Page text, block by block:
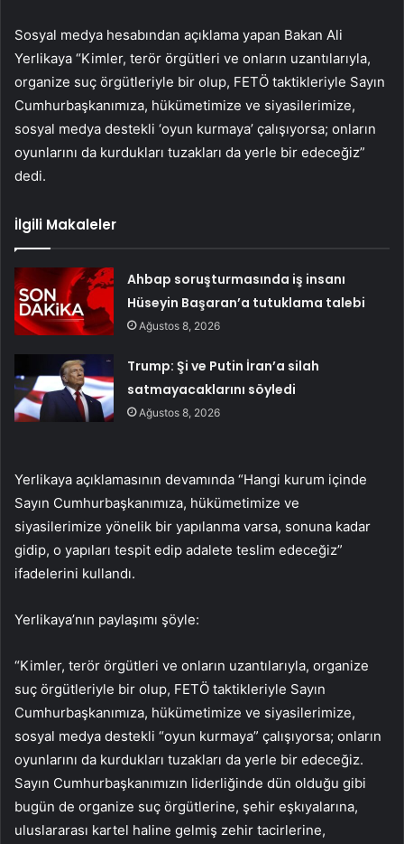
Sosyal medya hesabından açıklama yapan Bakan Ali
Yerlikaya “Kimler, terör örgütleri ve onların uzantılarıyla,
organize suç örgütleriyle bir olup, FETÖ taktikleriyle Sayın
Cumhurbaşkanımıza, hükümetimize ve siyasilerimize,
sosyal medya destekli ‘oyun kurmaya’ çalışıyorsa; onların
oyunlarını da kurdukları tuzakları da yerle bir edeceğiz”
dedi.
İlgili Makaleler
Ahbap soruşturmasında iş insanı
Hüseyin Başaran’a tutuklama talebi
Ağustos 8, 2026
Trump: Şi ve Putin İran’a silah
satmayacaklarını söyledi
Ağustos 8, 2026
Yerlikaya açıklamasının devamında “Hangi kurum içinde
Sayın Cumhurbaşkanımıza, hükümetimize ve
siyasilerimize yönelik bir yapılanma varsa, sonuna kadar
gidip, o yapıları tespit edip adalete teslim edeceğiz”
ifadelerini kullandı.
Yerlikaya’nın paylaşımı şöyle:
“Kimler, terör örgütleri ve onların uzantılarıyla, organize
suç örgütleriyle bir olup, FETÖ taktikleriyle Sayın
Cumhurbaşkanımıza, hükümetimize ve siyasilerimize,
sosyal medya destekli “oyun kurmaya” çalışıyorsa; onların
oyunlarını da kurdukları tuzakları da yerle bir edeceğiz.
Sayın Cumhurbaşkanımızın liderliğinde dün olduğu gibi
bugün de organize suç örgütlerine, şehir eşkıyalarına,
uluslararası kartel haline gelmiş zehir tacirlerine,